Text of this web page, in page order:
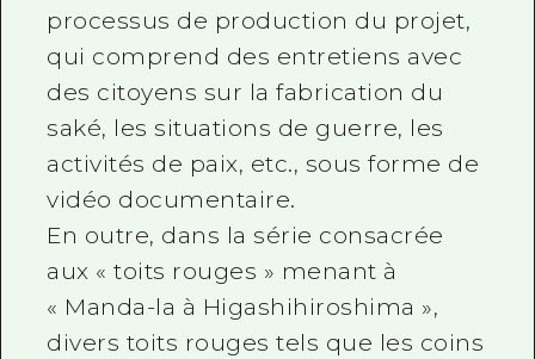
processus de production du projet,
qui comprend des entretiens avec
des citoyens sur la fabrication du
saké, les situations de guerre, les
activités de paix, etc., sous forme de
vidéo documentaire.
En outre, dans la série consacrée
aux « toits rouges » menant à
« Manda-la à Higashihiroshima »,
divers toits rouges tels que les coins